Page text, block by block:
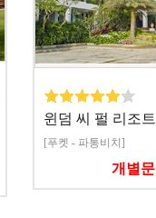
윈덤 씨 펄 리조
[푸켓 - 파통비치]
개별